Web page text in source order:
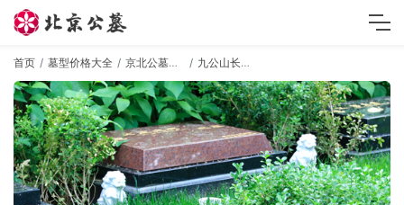
首页 墓型价格大全 京北公墓墓型 九公山长城纪念林